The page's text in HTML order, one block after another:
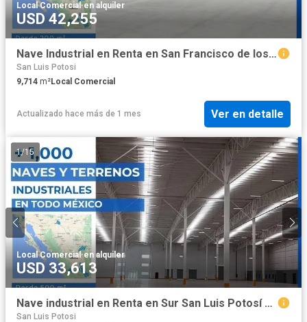
Local Comercial ·en alquiler
USD 42,255
Nave Industrial en Renta en San Francisco de los Pozos San Luis Potosí 9,714 m2
San Luis Potosi
9,714 m²Local Comercial
Actualizado hace más de 1 mes Ver en detalle
1/15
Local Comercial·en alquiler
USD 33,613
Nave industrial en Renta en Sur San Luis Potosí 6111.5 m2
San Luis Potosi